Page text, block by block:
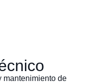
mantenimiento de